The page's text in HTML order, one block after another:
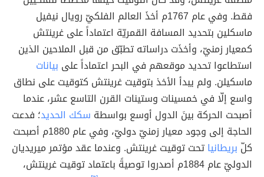
فقط. وفي عام 1767م أخذَ العالم الفلكيّ رويال نيفيل
ماسكلين بتحديد المسافة القمريّة اعتماداً على غرينتش
كمعيار زمنيّ، وأخذَت دراساته تطبّق من قبل الملاحين الذين
استطاعوا تحديد موقعهم في البحر اعتماداً على بيانات
ماسكيلن. ولم يبدأ الأخذ بتوقيت غرينتش كتوقيت على نطاق
واسع إلّا في خمسينات وستينات القرن التاسع عشر، عندما
أصبحت الحركة بينَ الدول أوسع بواسطة سكك الحديد؛ فدعت
الحاجة إلى وجود معيار زمنيّ دوليّ، وفي عام 1880م أصبحت
كلّ بريطانياتحت توقيت غرينتش. وعندما عقد مؤتمر ميريديان
الدوليّ عام 1884م أصدروا توصيةً باعتماد توقيت غرينتش،